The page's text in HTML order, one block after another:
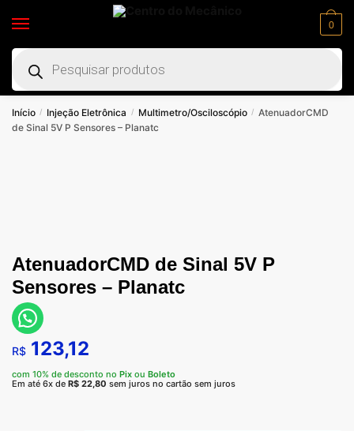
0
Início / Injeção Eletrônica / Multimetro/Osciloscópio / AtenuadorCMD
de Sinal 5V P Sensores – Planatc
AtenuadorCMD de Sinal 5V P
Sensores – Planatc
R$ 123,12
com 10% de desconto no Pix ou Boleto
Em até 6x de R$ 22,80 sem juros no cartão sem juros